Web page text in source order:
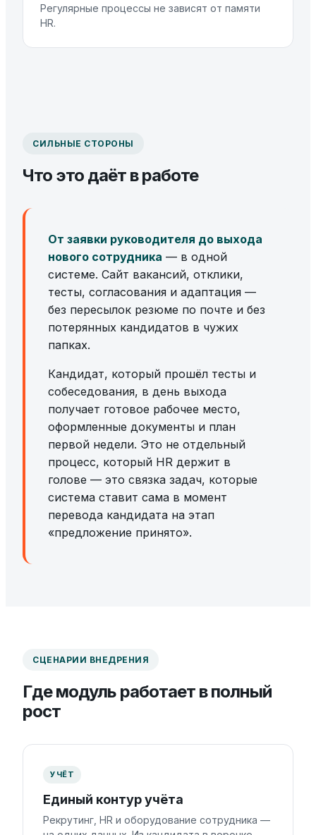
Регулярные процессы не зависят от памяти
HR.
СИЛЬНЫЕ СТОРОНЫ
Что это даёт в работе
От заявки руководителя до выхода
нового сотрудника — в одной
системе. Сайт вакансий, отклики,
тесты, согласования и адаптация —
без пересылок резюме по почте и без
потерянных кандидатов в чужих
папках.
Кандидат, который прошёл тесты и
собеседования, в день выхода
получает готовое рабочее место,
оформленные документы и план
первой недели. Это не отдельный
процесс, который HR держит в
голове — это связка задач, которые
система ставит сама в момент
перевода кандидата на этап
«предложение принято».
СЦЕНАРИИ ВНЕДРЕНИЯ
Где модуль работает в полный
рост
УЧЁТ
Единый контур учёта
Рекрутинг, HR и оборудование сотрудника —